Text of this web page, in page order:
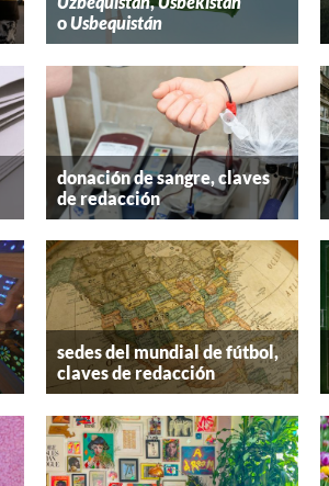
oUsbequistán
donación de sangre, claves
de redacción
sedes del mundial de fútbol,
claves de redacción